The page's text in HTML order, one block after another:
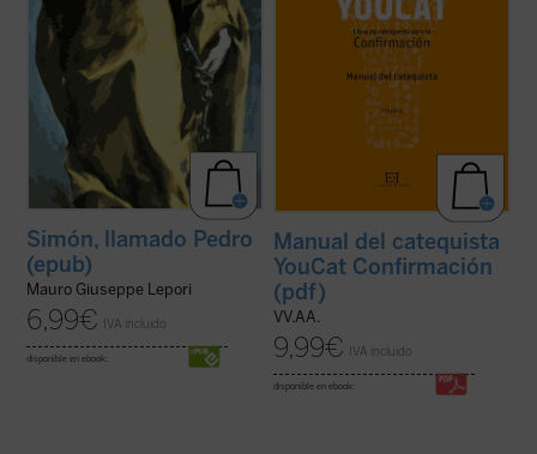
Simón, llamado Pedro
(epub)
Mauro Giuseppe Lepori
6,99€ IVA incluido
disponible en ebook:
Manual del catequista
YouCat Confirmación
(pdf)
VV.AA.
9,99€ IVA incluido
disponible en ebook: